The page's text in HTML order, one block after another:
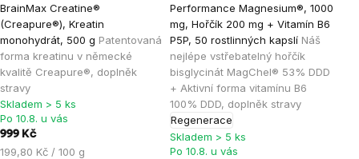
BrainMax Creatine®
(Creapure®), Kreatin
monohydrát, 500 g Patentovaná
forma kreatinu v německé
kvalitě Creapure®, doplněk
stravy
hodnocení
produktu
je
4,9
z
5
hvězdiček.
Skladem > 5 ks
Po 10.8. u vás
999 Kč
Měrná
199,80 Kč / 100 g
Performance Magnesium®, 1000
mg, Hořčík 200 mg + Vitamín B6
P5P, 50 rostlinných kapslí Náš
nejlépe vstřebatelný hořčík
bisglycinát MagChel® 53% DDD
+ Aktivní forma vitamínu B6
100% DDD, doplněk stravy
Regenerace
hodnocení
produktu
je
4,9
z
5
hvězdiček.
Skladem > 5 ks
Po 10.8. u vás